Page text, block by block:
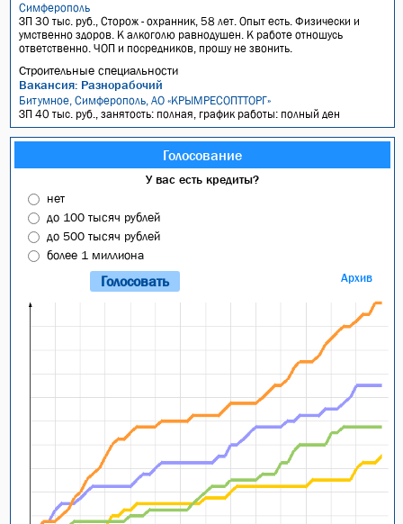
Симферополь
ЗП 30 тыс. руб., Сторож - охранник, 58 лет. Опыт есть. Физически и
умственно здоров. К алкоголю равнодушен. К работе отношусь
ответственно. ЧОП и посредников, прошу не звонить.
Строительные специальности
Вакансия: Разнорабочий
Битумное, Симферополь, АО «КРЫМРЕСОПТТОРГ»
ЗП 40 тыс. руб., занятость: полная, график работы: полный ден
Голосование
У вас есть кредиты?
нет
до 100 тысяч рублей
до 500 тысяч рублей
более 1 миллиона
Архив